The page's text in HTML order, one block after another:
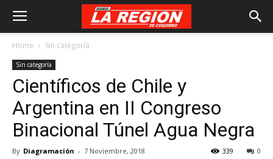
Home Sin categoría
Sin categoría
Científicos de Chile y
Argentina en II Congreso
Binacional Túnel Agua Negra
By Diagramación - 7 Noviembre, 2018 0
339